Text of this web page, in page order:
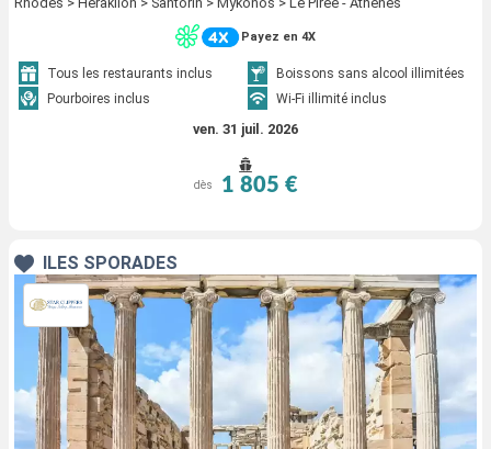
Payez en 4X
Tous les restaurants inclus
Boissons sans alcool illimitées
Pourboires inclus
Wi-Fi illimité inclus
ven. 31 juil. 2026
dès 1 805 €
ÎLES SPORADES